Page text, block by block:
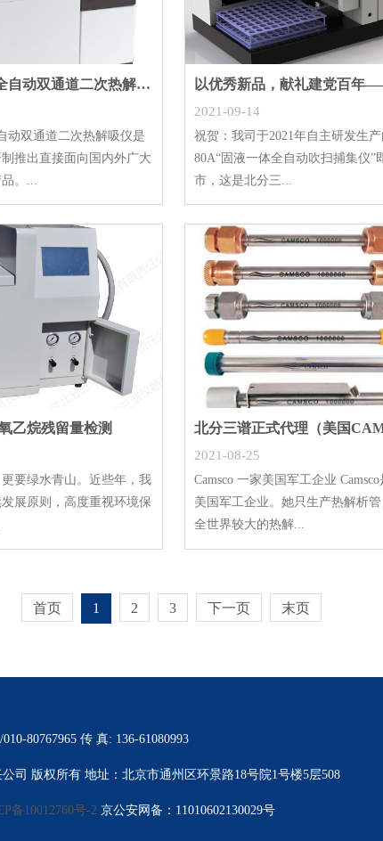
ATDS-20B全自动双通道二次热解析仪
动双通道二次热解吸仪是
推出直接面向国内外广大
。...
2021-09-14
祝贺：我司于2021年自主研发生产
80A“固液一体全自动吹扫捕集仪”
市，这是北分三...
乙烷残留量检测
要绿水青山。近些年，我
展原则，高度重视环境保
2021-08-25
Camsco 一家美国军工企业
美国军工企业。她只生产热解析
全世界较大的热解...
首页 1 2 3 下一页 末页
80767965 传 真: 136-61080993
司 版权所有 地址：北京市通州区环景路18号院1号楼5层508
备10012760号-2 京公安网备：11010602130029号